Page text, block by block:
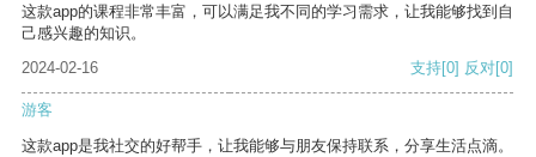
这款app的课程非常丰富，可以满足我不同的学习需求，让我能够找到自
己感兴趣的知识。
2024-02-16
支持[0] 反对[0]
游客
这款app是我社交的好帮手，让我能够与朋友保持联系，分享生活点滴。